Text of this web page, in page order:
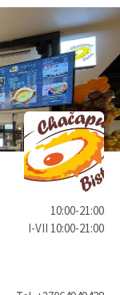
10:00-21:00
I-VII 10:00-21:00